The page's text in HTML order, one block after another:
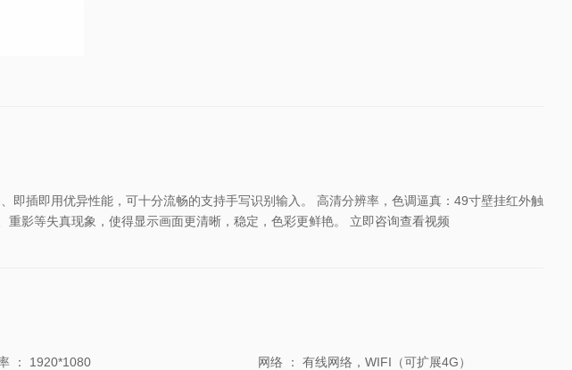
插即用优异性能，可十分流畅的支持手写识别输入。 高清分辨率，色调逼真：49寸壁挂红外触
影等失真现象，使得显示画面更清晰，稳定，色彩更鲜艳。 立即咨询查看视频
： 1920*1080 网络 ： 有线网络，WIFI（可扩展4G）